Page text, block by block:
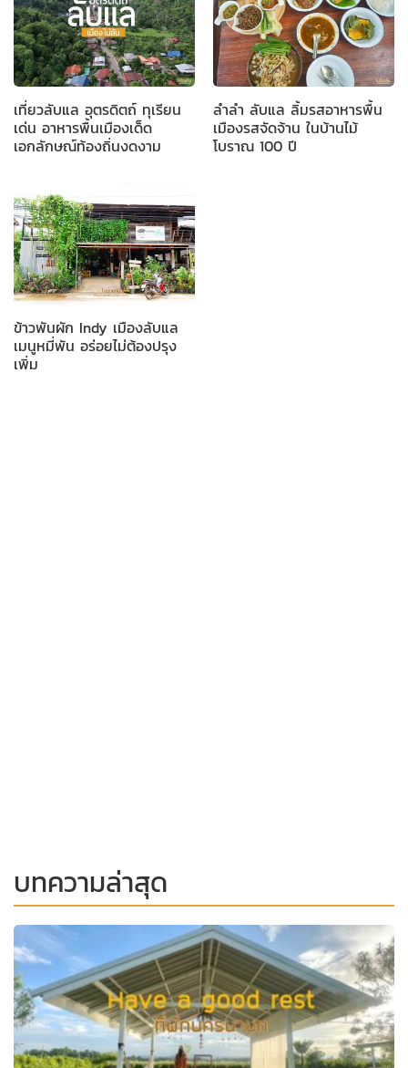
เที่ยวลับแล อุตรดิตถ์ ทุเรียน
เด่น อาหารพื้นเมืองเด็ด
เอกลักษณ์ท้องถิ่นงดงาม
ลำลำ ลับแล ลิ้มรสอาหารพื้น
เมืองรสจัดจ้าน ในบ้านไม้
โบราณ 100 ปี
ข้าวพันผัก Indy เมืองลับแล
เมนูหมี่พัน อร่อยไม่ต้องปรุง
เพิ่ม
บทความล่าสุด